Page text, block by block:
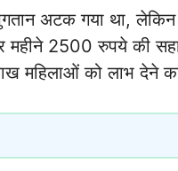
अटक गया था, लेकिन
2500 रुपये की
महिलाओं को लाभ देने का